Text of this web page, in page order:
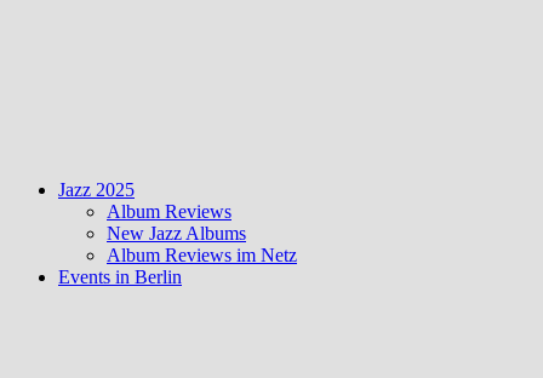
Jazz 2025
Album Reviews
New Jazz Albums
Album Reviews im Netz
Events in Berlin